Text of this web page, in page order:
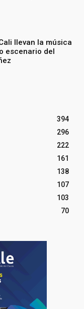
llevan la música
escenario del
394
296
222
161
138
107
103
70